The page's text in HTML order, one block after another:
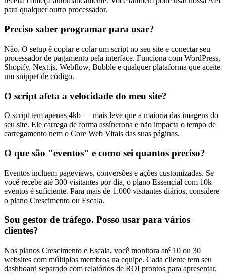
para qualquer outro processador.
Preciso saber programar para usar?
Não. O setup é copiar e colar um script no seu site e conectar seu
processador de pagamento pela interface. Funciona com WordPress,
Shopify, Next.js, Webflow, Bubble e qualquer plataforma que aceite
um snippet de código.
O script afeta a velocidade do meu site?
O script tem apenas 4kb — mais leve que a maioria das imagens do
seu site. Ele carrega de forma assíncrona e não impacta o tempo de
carregamento nem o Core Web Vitals das suas páginas.
O que são "eventos" e como sei quantos preciso?
Eventos incluem pageviews, conversões e ações customizadas. Se
você recebe até 300 visitantes por dia, o plano Essencial com 10k
eventos é suficiente. Para mais de 1.000 visitantes diários, considere
o plano Crescimento ou Escala.
Sou gestor de tráfego. Posso usar para vários
clientes?
Nos planos Crescimento e Escala, você monitora até 10 ou 30
websites com múltiplos membros na equipe. Cada cliente tem seu
dashboard separado com relatórios de ROI prontos para apresentar.